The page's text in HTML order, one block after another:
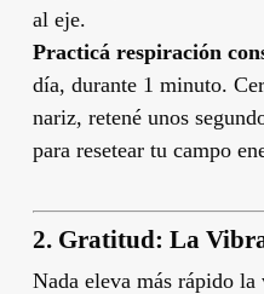
al eje.
Practicá respiración
día, durante 1 minuto.
nariz, retené unos
para resetear tu campo
2. Gratitud: La
Nada eleva más rápido